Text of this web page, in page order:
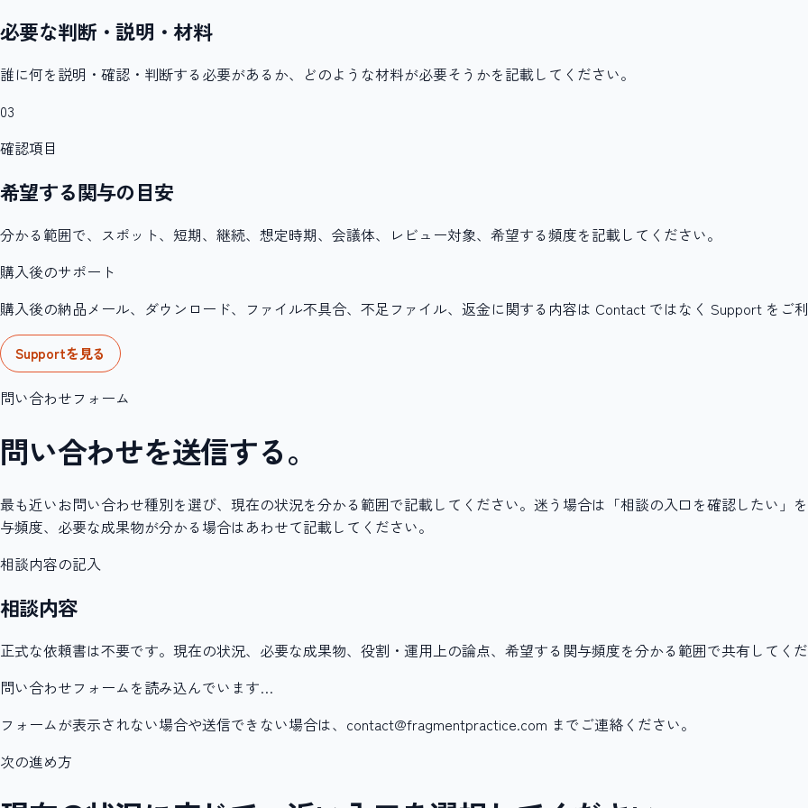
必要な判断・説明・材料
誰に何を説明・確認・判断する必要があるか、どのような材料が必要そうかを記載してください。
03
確認項目
希望する関与の目安
分かる範囲で、スポット、短期、継続、想定時期、会議体、レビュー対象、希望する頻度を記載してください。
購入後のサポート
購入後の納品メール、ダウンロード、ファイル不具合、不足ファイル、返金に関する内容は Contact ではなく Support をご利
Supportを見る
問い合わせフォーム
問い合わせを送信する。
最も近いお問い合わせ種別を選び、現在の状況を分かる範囲で記載してください。迷う場合は「相談の入口を確認したい」
与頻度、必要な成果物が分かる場合はあわせて記載してください。
相談内容の記入
相談内容
正式な依頼書は不要です。現在の状況、必要な成果物、役割・運用上の論点、希望する関与頻度を分かる範囲で共有してくだ
問い合わせフォームを読み込んでいます…
フォームが表示されない場合や送信できない場合は、contact@fragmentpractice.com までご連絡ください。
次の進め方